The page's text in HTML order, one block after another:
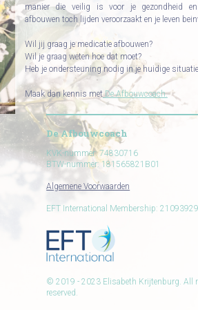
manier die veilig is voor je gezondheid en
afbouwen toch lijden veroorzaakt en je leven
Wil jij graag je medicatie afbouwen?
Wil je graag weten hoe dat moet?
Heb je ondersteuning nodig in je huidige
Maak dan kennis metDe Afbouwcoach.
De Afbouwcoach
KVK-nummer: 74830716
BTW-nummer: 181565821B01
Algemene Voorwaarden
EFT International Membership: 21093929
© 2019 - 2023 Elisabeth Krijtenburg. All
reserved.